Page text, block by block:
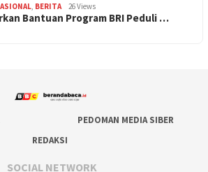
, BERITA 26 Views
Bantuan Program BRI Peduli …
PEDOMAN MEDIA SIBER
REDAKSI
SOCIAL NETWORK